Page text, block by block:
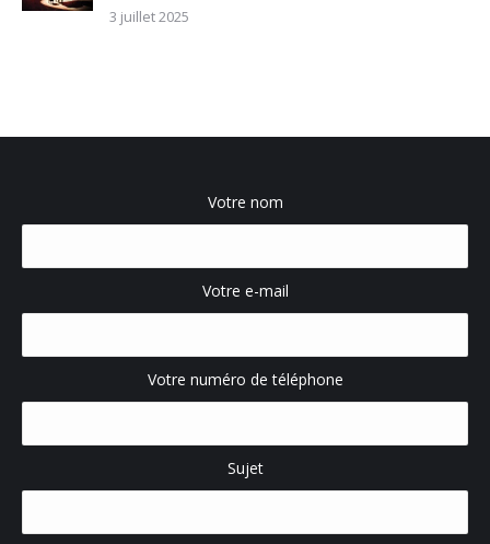
3 juillet 2025
Votre nom
Votre e-mail
Votre numéro de téléphone
Sujet